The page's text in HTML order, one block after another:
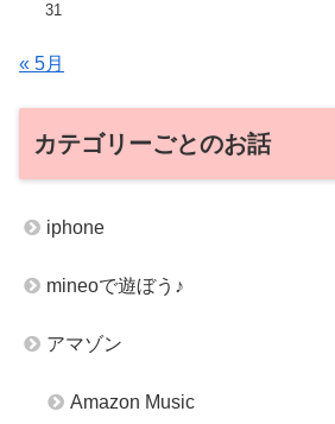
31
« 5月
カテゴリーごとのお話
iphone
mineoで遊ぼう♪
アマゾン
Amazon Music